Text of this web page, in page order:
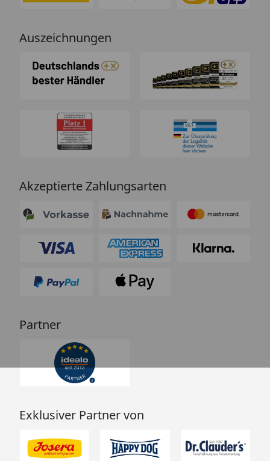
Auszeichnungen
Akzeptierte Zahlungsarten
Partner
Exklusiver Partner von